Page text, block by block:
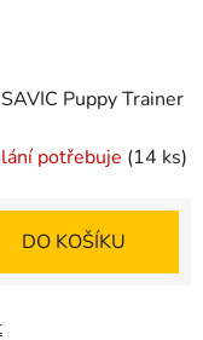
Puppy Trainer
potřebuje (14 ks)
DO KOŠÍKU